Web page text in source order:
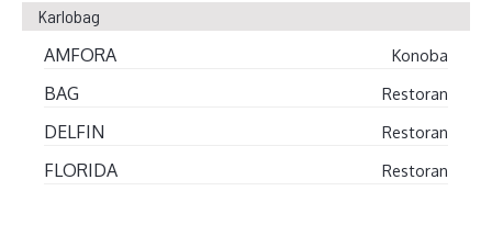
Karlobag
AMFORA Konoba
BAG Restoran
DELFIN Restoran
FLORIDA Restoran